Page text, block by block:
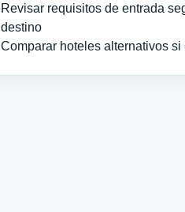
Revisar requisitos de entrada
destino
Comparar hoteles alternativos si